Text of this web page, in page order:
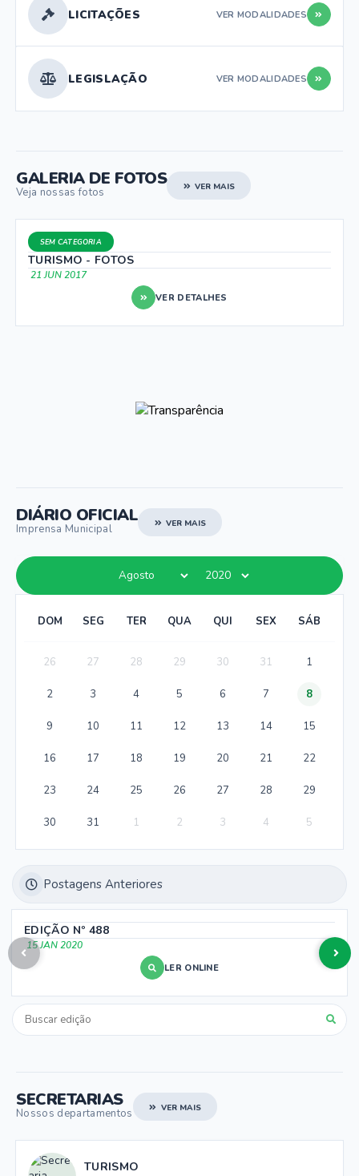
LICITAÇÕES VER MODALIDADES
LEGISLAÇÃO VER MODALIDADES
GALERIA DE FOTOS
Veja nossas fotos VER MAIS
SEM CATEGORIA
21 JUN 2017
TURISMO - FOTOS
VER DETALHES
DIÁRIO OFICIAL
Imprensa Municipal VER MAIS
DOM SEG TER QUA QUI SEX SÁB
26 27 28 29 30 31 1
2 3 4 5 6 7 8
9 10 11 12 13 14 15
16 17 18 19 20 21 22
23 24 25 26 27 28 29
30 31 1 2 3 4 5
Postagens Anteriores
EDIÇÃO Nº 488
15 JAN 2020
LER ONLINE
SECRETARIAS
Nossos departamentos VER MAIS
TURISMO